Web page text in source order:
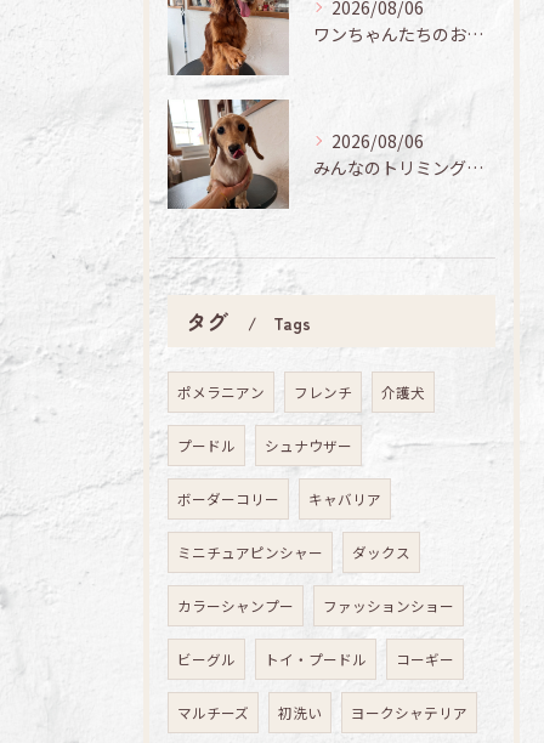
2026/08/06
ワンちゃんたちのお手入れ日記🐶✨
2026/08/06
みんなのトリミング日記🌟
タグ Tags
ポメラニアン フレンチ 介護犬
プードル シュナウザー
ボーダーコリー キャバリア
ミニチュアピンシャー ダックス
カラーシャンプー ファッションショー
ビーグル トイ・プードル コーギー
マルチーズ 初洗い ヨークシャテリア